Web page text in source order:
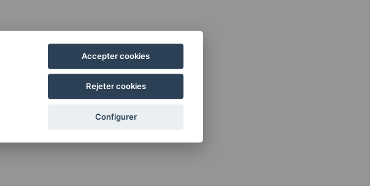
Accepter cookies
Rejeter cookies
Configurer